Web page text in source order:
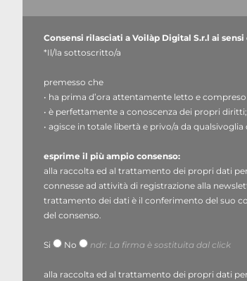
Responsabile per la protezione dei dati
Il Titolare tratterà i suoi dati personali
direttamente forniti mediante la
( www.voilapdigital.com).
Il Titolare intende trattare i suoi dati
rispondere al suo messaggio o alla sua
paragrafo 1, lettera f) del GDPR;
utilizzare il Suo indirizzo e-mail per
organizzati dalla società;base giuridica:
promozione e vendita di prodotti e
lettera a) del GDPR.
3. Natura del conferimento, periodo
Consensi rilasciati a Voilàp Digital S.r.l ai
*Il/la sottoscritto/a
premesso che
• ha prima d’ora attentamente letto e
• è perfettamente a conoscenza dei propri diritti;
• agisce in totale libertà e privo/a da
esprime il più ampio consenso:
alla raccolta ed al trattamento dei propri dati
connesse ad attività di registrazione alla
trattamento dei dati è il conferimento del suo
del consenso.
Si No ndr: La firma è sostituita dal click
alla raccolta ed al trattamento dei propri dati